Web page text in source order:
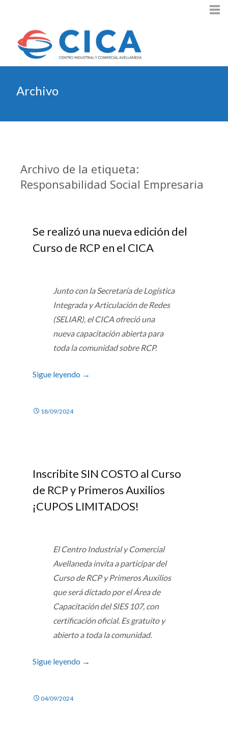
Archivo
Archivo de la etiqueta:
Responsabilidad Social Empresaria
Se realizó una nueva edición del
Curso de RCP en el CICA
Junto con la Secretaría de Logística
Integrada y Articulación de Redes
(SELIAR), el CICA ofreció una
nueva capacitación abierta para
toda la comunidad sobre RCP.
Sigue leyendo →
18/09/2024
Inscribite SIN COSTO al Curso
de RCP y Primeros Auxilios
¡CUPOS LIMITADOS!
El Centro Industrial y Comercial
Avellaneda invita a participar del
Curso de RCP y Primeros Auxilios
que será dictado por el Área de
Capacitación del SIES 107, con
certificación oficial. Es gratuito y
abierto a toda la comunidad.
Sigue leyendo →
04/09/2024